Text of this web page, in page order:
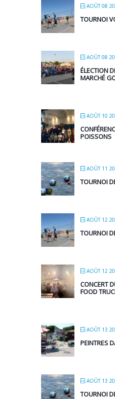
AOÛT 08
TOURNOI
AOÛT 08
ÉLECTION
MARCHÉ
AOÛT 10
POISSONS
AOÛT 11
TOURNOI
AOÛT 12
TOURNOI
AOÛT 12
CONCERT
FOOD
AOÛT 13
PEINTRES
AOÛT 13
TOURNOI